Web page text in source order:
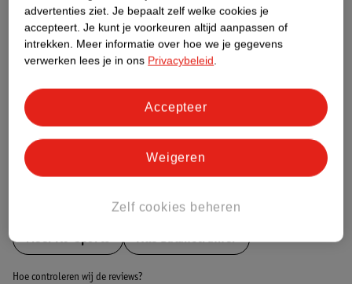
Nature Impact Score
Dit product heeft (nog) geen Nature
Impact Score.
Bestel & Bezorginformatie
MeerAJ-Sports Alle Balanstrainer
Hoe controleren wij de reviews?
advertenties ziet. Je bepaalt zelf welke cookies je
accepteert. Je kunt je voorkeuren altijd aanpassen of
intrekken. Meer informatie over hoe we je gegevens
verwerken lees je in ons Privacybeleid.
Zelf cookies beheren
Weigeren
Accepteer